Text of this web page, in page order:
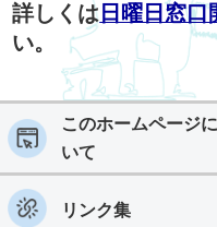
詳しくは 日曜日窓
い。
このホームページ
いて
リンク集